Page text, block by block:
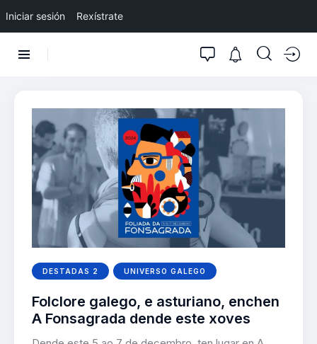
Iniciar sesión Rexístrate
DESTADAS 2 UNIVERSO GALEGO
Folclore galego, e asturiano, enchen
A Fonsagrada dende este xoves